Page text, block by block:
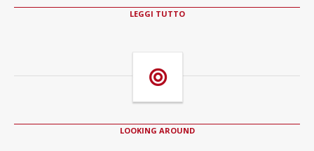
LEGGI TUTTO
LOOKING AROUND